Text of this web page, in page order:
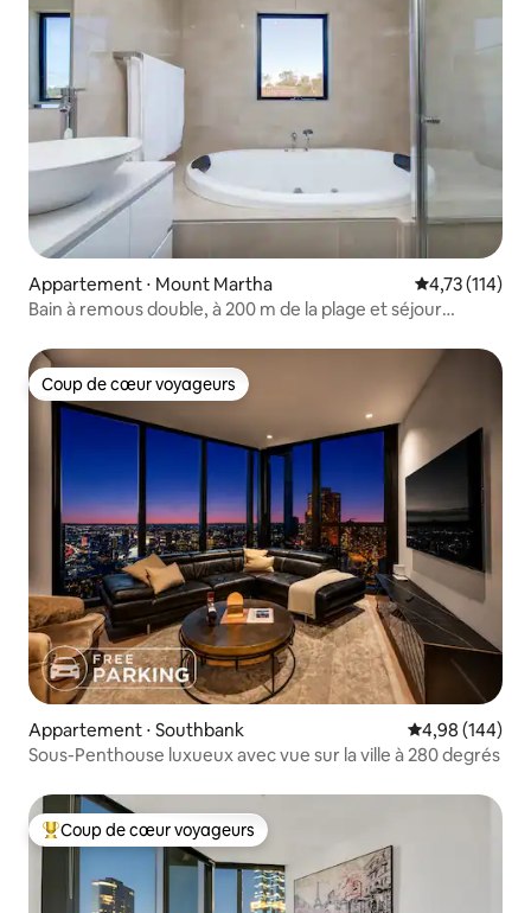
Appartement ⋅ Mount Martha Évaluation
4,73 (114)
Bain à remous double, à 200 m de la plage et séjour
Coup de cœur voyageurs
Coup de cœur voyageurs
Appartement ⋅ Southbank Évaluation
4,98 (144)
Sous-Penthouse luxueux avec vue sur la ville à 280 degrés
Coups de cœur voyageurs les plus appréciés
Coup de cœur voyageurs